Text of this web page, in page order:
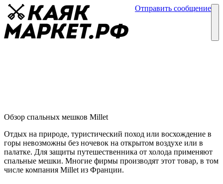
Отправить сообщение
Обзор спальных мешков Millet
Отдых на природе, туристический поход или восхождение в
горы невозможны без ночевок на открытом воздухе или в
палатке. Для защиты путешественника от холода применяют
спальные мешки. Многие фирмы производят этот товар, в том
числе компания Millet из Франции.